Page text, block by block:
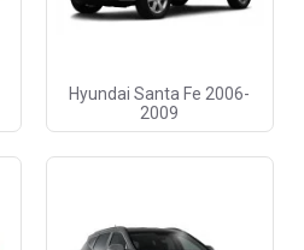
Hyundai Santa Fe 2006-
2009